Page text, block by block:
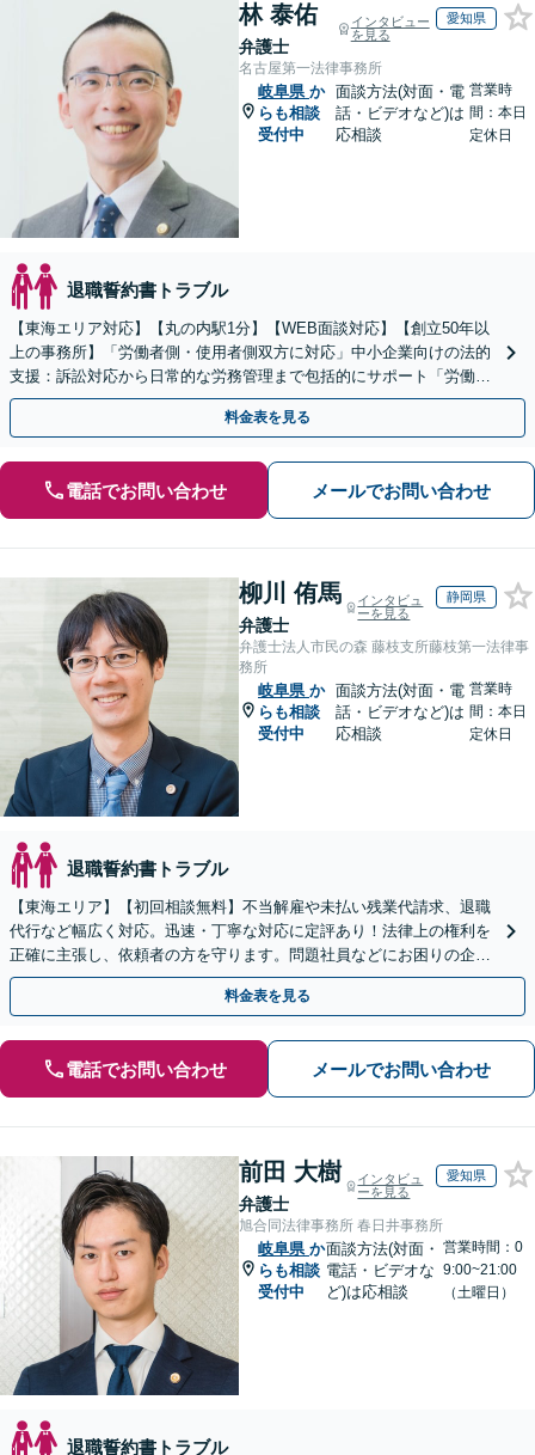
林 泰佑
弁護士
インタビュー
を見る
愛知県
名古屋第一法律事務所
岐阜県 か
らも相談
受付中
面談方法(対面・電
話・ビデオなど)は
応相談
営業時
間：本日
定休日
退職誓約書トラブル
【東海エリア対応】【丸の内駅1分】【WEB面談対応】【創立50年以
上の事務所】「労働者側・使用者側双方に対応」中小企業向けの法的
支援：訴訟対応から日常的な労務管理まで包括的にサポート「労働者
側：残業代請求や退職など対応」【休日・夜間相談可】
料金表を見る
電話でお問い合わせ メールでお問い合わせ
柳川 侑馬
弁護士
インタビュ
ーを見る
静岡県
弁護士法人市民の森 藤枝支所藤枝第一法律事
務所
岐阜県 か
らも相談
受付中
面談方法(対面・電
話・ビデオなど)は
応相談
営業時
間：本日
定休日
退職誓約書トラブル
【東海エリア】【初回相談無料】不当解雇や未払い残業代請求、退職
代行など幅広く対応。迅速・丁寧な対応に定評あり！法律上の権利を
正確に主張し、依頼者の方を守ります。問題社員などにお困りの企業
さまもぜひご相談ください【電話相談可】【法テラス可】
料金表を見る
電話でお問い合わせ メールでお問い合わせ
前田 大樹
弁護士
インタビュ
ーを見る
愛知県
旭合同法律事務所 春日井事務所
岐阜県 か
らも相談
受付中
面談方法(対面・
電話・ビデオな
ど)は応相談
営業時間：0
9:00~21:00
（土曜日）
退職誓約書トラブル